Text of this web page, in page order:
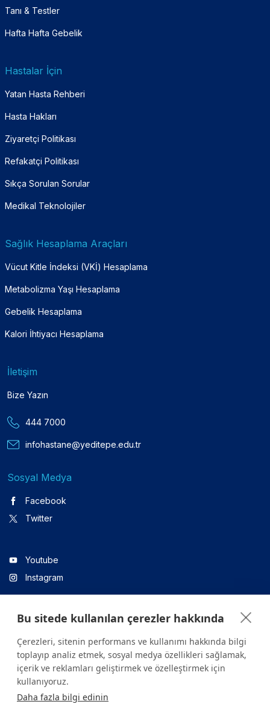
Tanı & Testler
Hafta Hafta Gebelik
Hastalar İçin
Yatan Hasta Rehberi
Hasta Hakları
Ziyaretçi Politikası
Refakatçi Politikası
Sıkça Sorulan Sorular
Medikal Teknolojiler
Sağlık Hesaplama Araçları
Vücut Kitle İndeksi (VKİ) Hesaplama
Metabolizma Yaşı Hesaplama
Gebelik Hesaplama
Kalori İhtiyacı Hesaplama
İletişim
Bize Yazın
444 7000
infohastane@yeditepe.edu.tr
Sosyal Medya
Facebook
Twitter
Youtube
Instagram
Linkedin
Sitede yer alan tüm içerikler yalnızca bilgilendirme amaçlıdır.
Sağlığınızla ilgili sorularınız için mutlaka doktoruza ya da bir sağlık
kuruluşuna başvurunuz.
Bu sitede kullanılan çerezler hakkında
Çerezleri, sitenin performans ve kullanımı hakkında bilgi
toplayıp analiz etmek, sosyal medya özellikleri sağlamak,
içerik ve reklamları geliştirmek ve özelleştirmek için
kullanıyoruz.
Daha fazla bilgi edinin